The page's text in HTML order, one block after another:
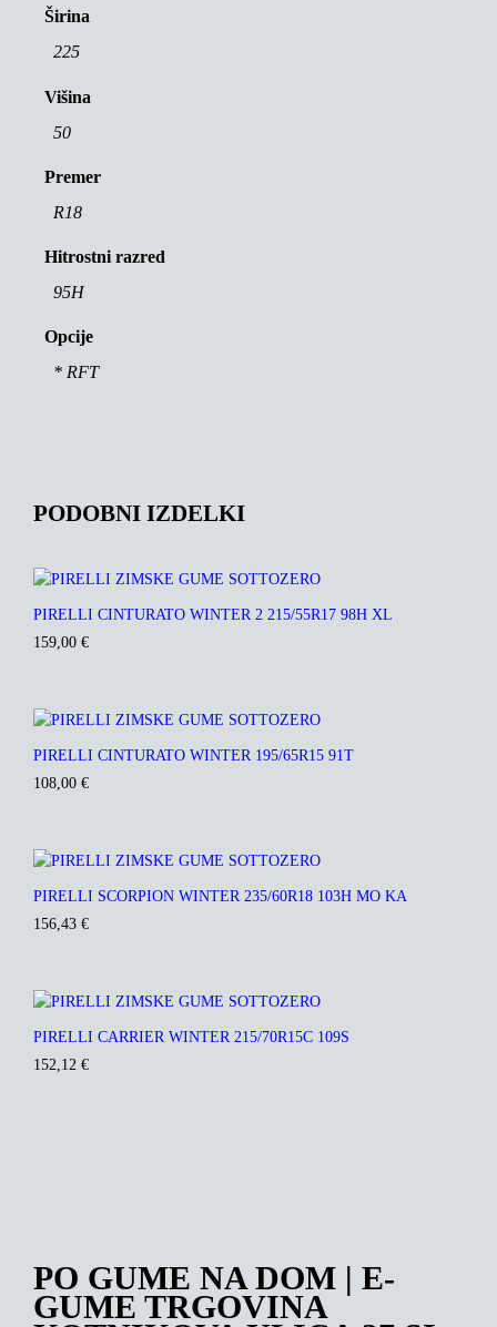
Širina
225
Višina
50
Premer
R18
Hitrostni razred
95H
Opcije
* RFT
PODOBNI IZDELKI
PIRELLI CINTURATO WINTER 2 215/55R17 98H XL
159,00 €
PIRELLI CINTURATO WINTER 195/65R15 91T
108,00 €
PIRELLI SCORPION WINTER 235/60R18 103H MO KA
156,43 €
PIRELLI CARRIER WINTER 215/70R15C 109S
152,12 €
PO GUME NA DOM | E-
GUME TRGOVINA